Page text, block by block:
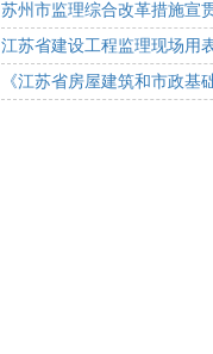
苏州市监理综合改革措施宣
江苏省建设工程监理现场用
《江苏省房屋建筑和市政